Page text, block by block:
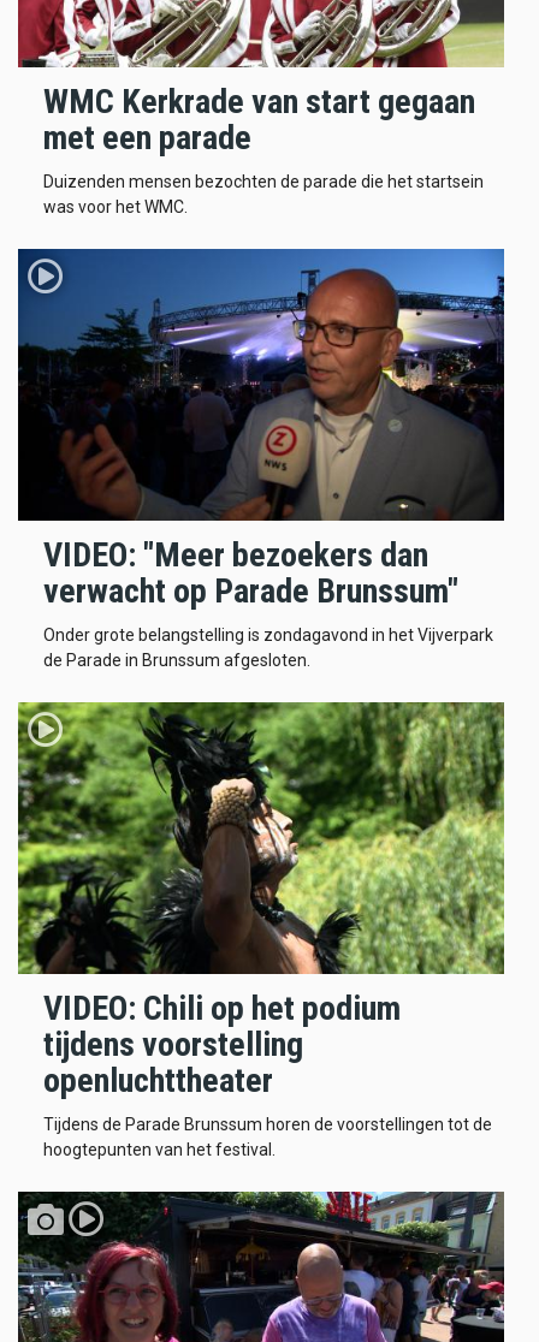
WMC Kerkrade van start gegaan
met een parade
Duizenden mensen bezochten de parade die het startsein
was voor het WMC.
VIDEO: "Meer bezoekers dan
verwacht op Parade Brunssum"
Onder grote belangstelling is zondagavond in het Vijverpark
de Parade in Brunssum afgesloten.
VIDEO: Chili op het podium
tijdens voorstelling
openluchttheater
Tijdens de Parade Brunssum horen de voorstellingen tot de
hoogtepunten van het festival.